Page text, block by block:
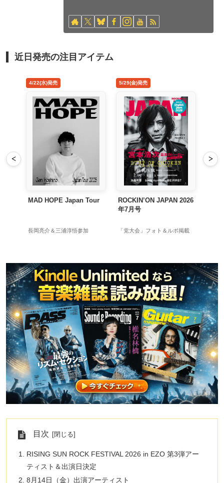
近日発売の注目アイテム
<
5/29(金)発売
ROCKIN’ON JAPAN 2026
「党大会」フォト＆ルポ掲載
8/26(水)発売
禁じ手 アナログ盤
初回生産限定アナログ盤
>
目次
RISING SUN ROCK FESTIVAL 2026 in EZO 第3弾アー
ティスト＆出演日決定
8月14日（金）出演アーティスト